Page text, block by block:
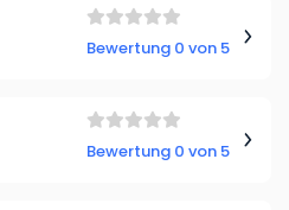
Bewertung 0 von 5
Bewertung 0 von 5